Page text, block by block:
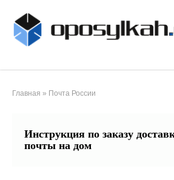
контенту
Главная » Почта России
Инструкция по заказу
почты на дом